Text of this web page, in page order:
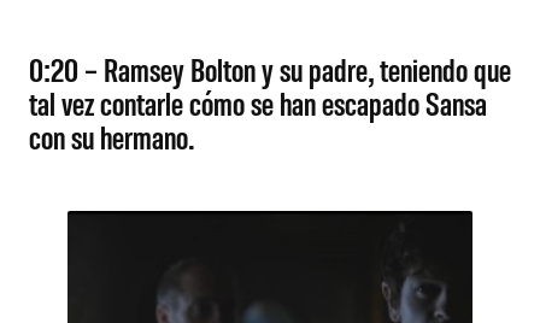
0:20 – Ramsey Bolton y su padre, teniendo que
tal vez contarle cómo se han escapado Sansa
con su hermano.